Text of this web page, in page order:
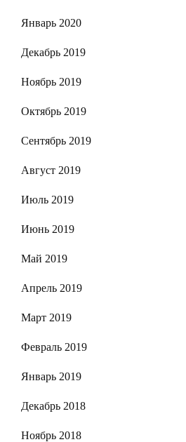
Январь 2020
Декабрь 2019
Ноябрь 2019
Октябрь 2019
Сентябрь 2019
Август 2019
Июль 2019
Июнь 2019
Май 2019
Апрель 2019
Март 2019
Февраль 2019
Январь 2019
Декабрь 2018
Ноябрь 2018